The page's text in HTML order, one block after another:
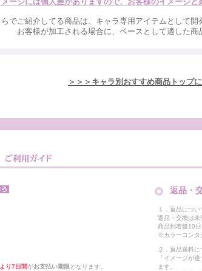
でご紹介してる商品は、キャラ専用アイテムとして開
お客様が加工される場合に、ベースとして適した商
＞＞＞キャラ別おすすめ商品トップ
り7日間がお支払い期限 となります。
返品・
１．返品につい
返品・交換は未
商品到着後10
※カラーコンタ
２．返品送料に
「イメージが
ます。